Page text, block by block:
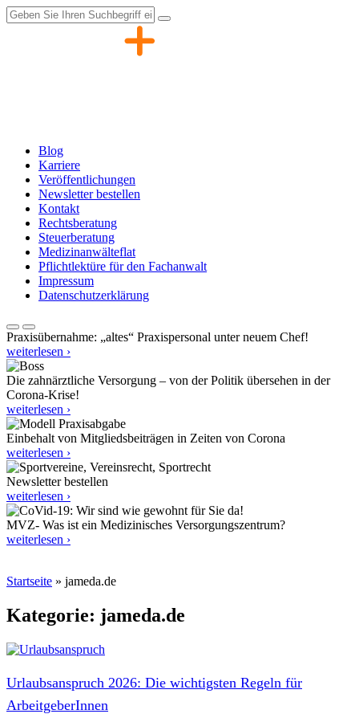
Zum
Inhalt
Blog
Karriere
Veröffentlichungen
Newsletter bestellen
Kontakt
Rechtsberatung
Steuerberatung
Medizinanwälteflat
Pflichtlektüre für den Fachanwalt
Impressum
Datenschutzerklärung
Praxisübernahme: „altes“ Praxispersonal unter neuem Chef!
weiterlesen ›
Die zahnärztliche Versorgung – von der Politik übersehen in der
Corona-Krise!
weiterlesen ›
Einbehalt von Mitgliedsbeiträgen in Zeiten von Corona
weiterlesen ›
Newsletter bestellen
weiterlesen ›
MVZ- Was ist ein Medizinisches Versorgungszentrum?
weiterlesen ›
Startseite » jameda.de
Kategorie: jameda.de
Urlaubsanspruch 2026: Die wichtigsten Regeln für
ArbeitgeberInnen